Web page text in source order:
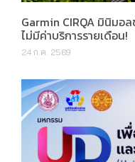
Garmin CIRQA มินิม
ไม่มีค่าบริการรายเดือน!
24 ก.ค. 2569